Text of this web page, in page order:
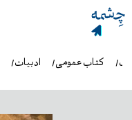
ادبیات کتاب عمومی